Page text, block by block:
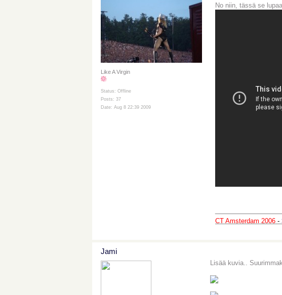
Like A Virgin
Status: Offline
Posts: 37
Date: Aug 8 22:39 2009
No niin, tässä se
CT Amsterdam 2006 -
Jami
Lisää kuvia..